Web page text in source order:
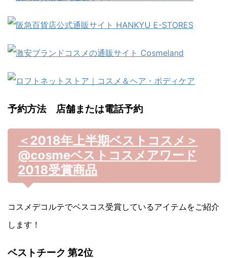
予約方法 店舗または電話予約
＜2018年上半期ベストコスメ＞
@cosmeベストコスメアワード
2018受賞商品
コスメデコルテでベスコス受賞しているアイテムをご紹介
します！
ベストチーク 第2位